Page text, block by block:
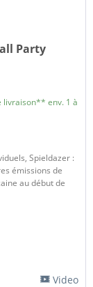
Party
livraison** env. 1 à
Spieldazer :
émissions de
au début de
Video